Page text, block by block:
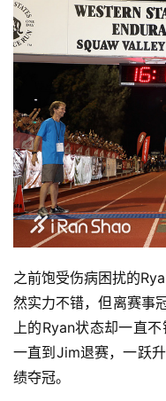
之前饱受伤病困扰的
然实力不错，但离赛事
上的Ryan状态却一直
一直到Jim退赛，一跃
绩夺冠。